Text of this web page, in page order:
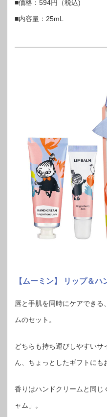
■価格：594円（税込)
■内容量：25mL
【ムーミン】 リップ＆
唇と手肌を同時にケアできる
ムのセット。
どちらも持ち運びしやすいサ
ん、ちょっとしたギフトにも
香りはハンドクリームと同じ
ャム」。